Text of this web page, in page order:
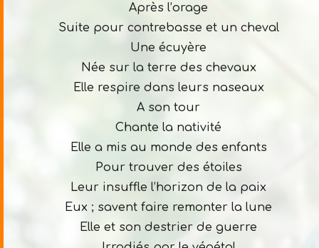
Après l’orage
Suite pour contrebasse et un cheval
Une écuyère
Née sur la terre des chevaux
Elle respire dans leurs naseaux
A son tour
Chante la nativité
Elle a mis au monde des enfants
Pour trouver des étoiles
Leur insuffle l’horizon de la paix
Eux ; savent faire remonter la lune
Elle et son destrier de guerre